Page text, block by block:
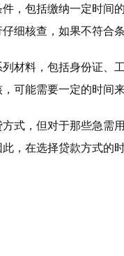
，包括缴纳一定时间
细核查，如果不符合
材料，包括身份证
可能需要一定的时间
式，但对于那些急需
，在选择贷款方式